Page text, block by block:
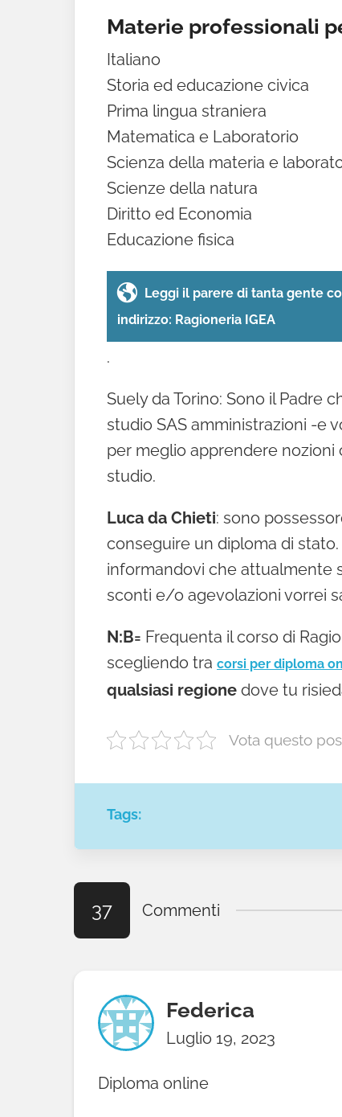
Materie professionali
Italiano
Storia ed educazione civica
Prima lingua straniera
Matematica e Laboratorio
Scienza della materia e
Scienze della natura
Diritto ed Economia
Educazione fisica
Leggi il parere di tanta gente
indirizzo: Ragioneria IGEA
.
Suely da Torino: Sono il Padre
studio SAS amministrazioni -e
per meglio apprendere nozioni
studio.
Luca da Chieti: sono
conseguire un diploma di
informandovi che attualmente
sconti e/o agevolazioni vorrei
N:B= Frequenta il corso di
scegliendo tra corsi per diploma
qualsiasi regione dove tu
Vota questo
Tags:
37 Commenti
Federica
Luglio 19, 2023
Diploma online